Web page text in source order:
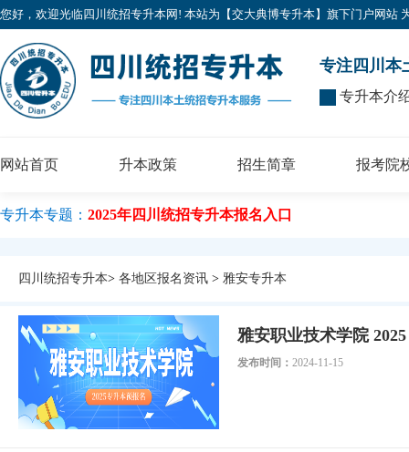
您好，欢迎光临四川统招专升本网! 本站为【交大典博专升本】旗下门户网站
专注四川本
专升本介
网站首页 升本政策 招生简章 报考院
专升本专题： 2025年四川统招专升本报名入口
四川统招专升本> 各地区报名资讯 > 雅安专升本
雅安职业技术学院
发布时间： 2024-11-15